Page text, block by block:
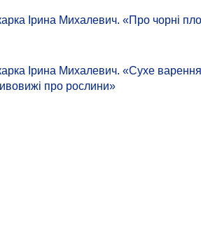
Ірина Михалевич. «Про чорні
Ірина Михалевич. «Сухе
про рослини»